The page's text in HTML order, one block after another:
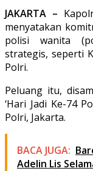
JAKARTA –
menyatakan
polisi wanita
strategis, seperti
Polri.
Peluang itu,
‘Hari Jadi Ke-74
Polri, Jakarta.
BACA JUGA:
Adelin Lis